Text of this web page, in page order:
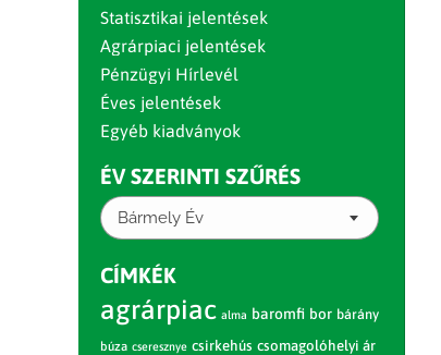
Statisztikai jelentések
Agrárpiaci jelentések
Pénzügyi Hírlevél
Éves jelentések
Egyéb kiadványok
ÉV SZERINTI SZŰRÉS
Bármely Év
CÍMKÉK
agrárpiac alma baromfi bor bárány
búza cseresznye csirkehús csomagolóhelyi ár